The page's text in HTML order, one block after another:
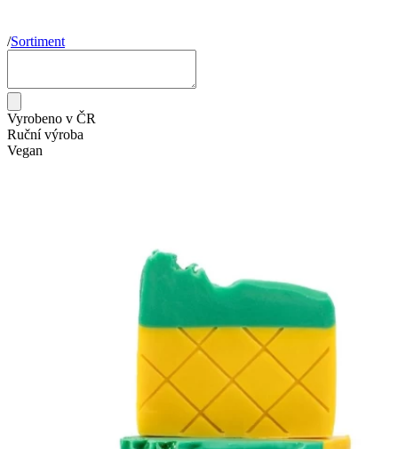
/Sortiment
Vyrobeno v ČR
Ruční výroba
Vegan